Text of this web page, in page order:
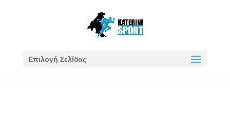
Επιλογή Σελίδας